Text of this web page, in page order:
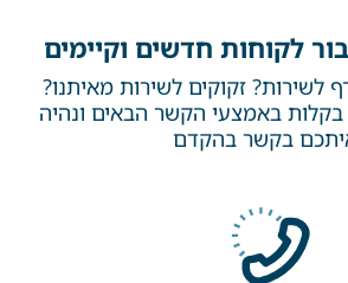
לקוחות חדשים וקיימים
לשירות? זקוקים לשירות מאיתנו?
בקלות באמצעי הקשר הבאים ונהיה
בקשר בהקדם